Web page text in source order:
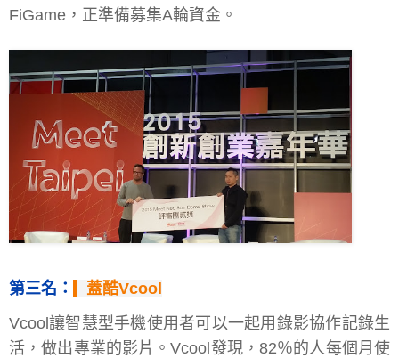
FiGame，正準備募集A輪資金。
第三名：
蓋酷Vcool
Vcool讓智慧型手機使用者可以一起用錄影協作記錄生
活，做出專業的影片。Vcool發現，82％的人每個月使